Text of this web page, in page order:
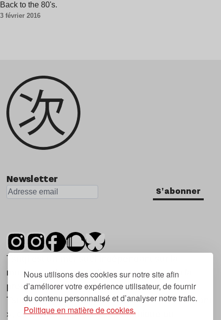
Nous utilisons des cookies sur notre site afin
d’améliorer votre expérience utilisateur, de fournir
du contenu personnalisé et d’analyser notre trafic.
Politique en matière de cookies.
Back to the 80's.
3 février 2016
Newsletter
S'abonner
Tsugi est un mensuel indépendant sur la
musique et les nouvelles tendances, dont la
première parution date de 2007.
Tsugi en japonais signifie « prochain », « suivant
», ce qui correspond à la thématique du